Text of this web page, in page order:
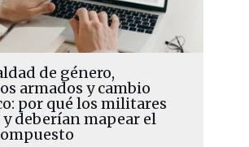
de género,
armados y cambio
por qué los militares
deberían mapear el